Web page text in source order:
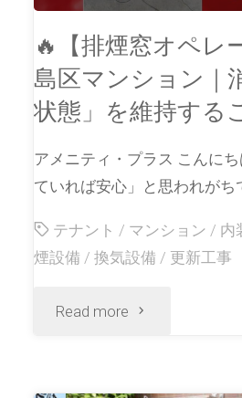
🔥【排煙窓オペレ
島区マンション｜
状態」を維持する
アメニティ・プラス こんに
ていれば安心」と思われがち
テナント / マンション / 内
煙設備 / 換気設備 / 更新工事
Read more